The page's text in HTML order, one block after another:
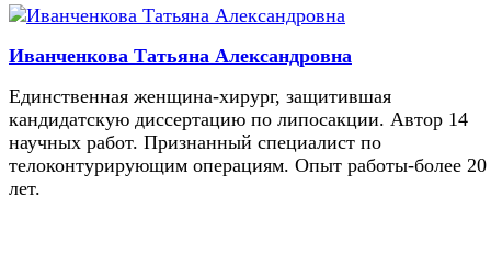
Иванченкова Татьяна Александровна
Единственная женщина-хирург, защитившая
кандидатскую диссертацию по липосакции. Автор 14
научных работ. Признанный специалист по
телоконтурирующим операциям. Опыт работы-более 20
лет.